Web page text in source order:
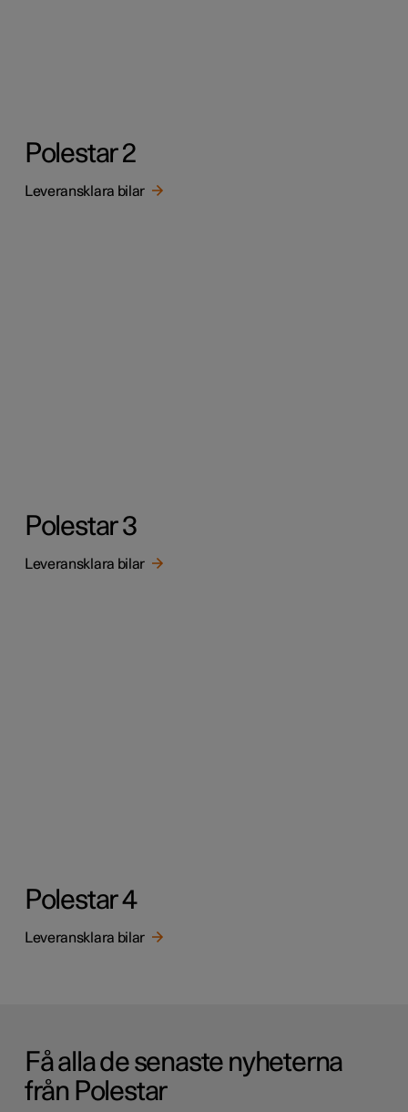
Polestar 2
Leveransklara bilar
Polestar 3
Leveransklara bilar
Polestar 4
Leveransklara bilar
Få alla de senaste nyheterna
från Polestar